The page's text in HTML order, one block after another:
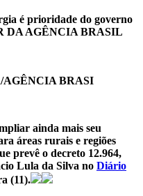
é prioridade do governo
DA AGÊNCIA BRASIL
BRASI
ainda mais seu
áreas rurais e regiões
prevê o decreto 12.964,
Lula da Silva no Diário
(11).